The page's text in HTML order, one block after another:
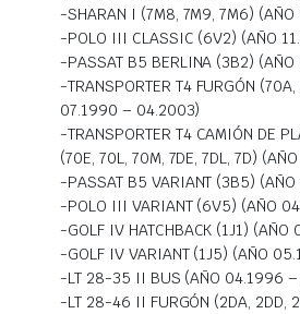
-SHARAN I (7M8, 7M9, 7M6)
-POLO III CLASSIC (6V2) (AÑO
-PASSAT B5 BERLINA (3B2)
-TRANSPORTER T4 FURGÓN
07.1990 – 04.2003)
-TRANSPORTER T4 CAMIÓN DE
(70E, 70L, 70M, 7DE, 7DL, 7D)
-PASSAT B5 VARIANT (3B5)
-POLO III VARIANT (6V5) (AÑO
-GOLF IV HATCHBACK (1J1)
-GOLF IV VARIANT (1J5) (AÑO
-LT 28-35 II BUS (AÑO 04.1996
-LT 28-46 II FURGÓN (2DA, 2DD,